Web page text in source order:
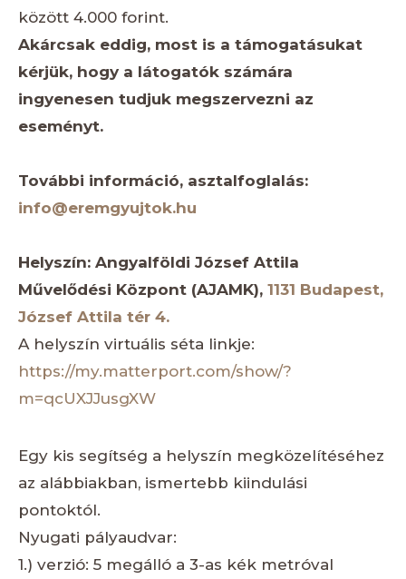
között 4.000 forint.
Akárcsak eddig, most is a támogatásukat
kérjük, hogy a látogatók számára
ingyenesen tudjuk megszervezni az
eseményt.
További információ, asztalfoglalás:
info@eremgyujtok.hu
Helyszín: Angyalföldi József Attila
Művelődési Központ (AJAMK), 1131 Budapest,
József Attila tér 4.
A helyszín virtuális séta linkje:
https://my.matterport.com/show/?
m=qcUXJJusgXW
Egy kis segítség a helyszín megközelítéséhez
az alábbiakban, ismertebb kiindulási
pontoktól.
Nyugati pályaudvar:
1.) verzió: 5 megálló a 3-as kék metróval